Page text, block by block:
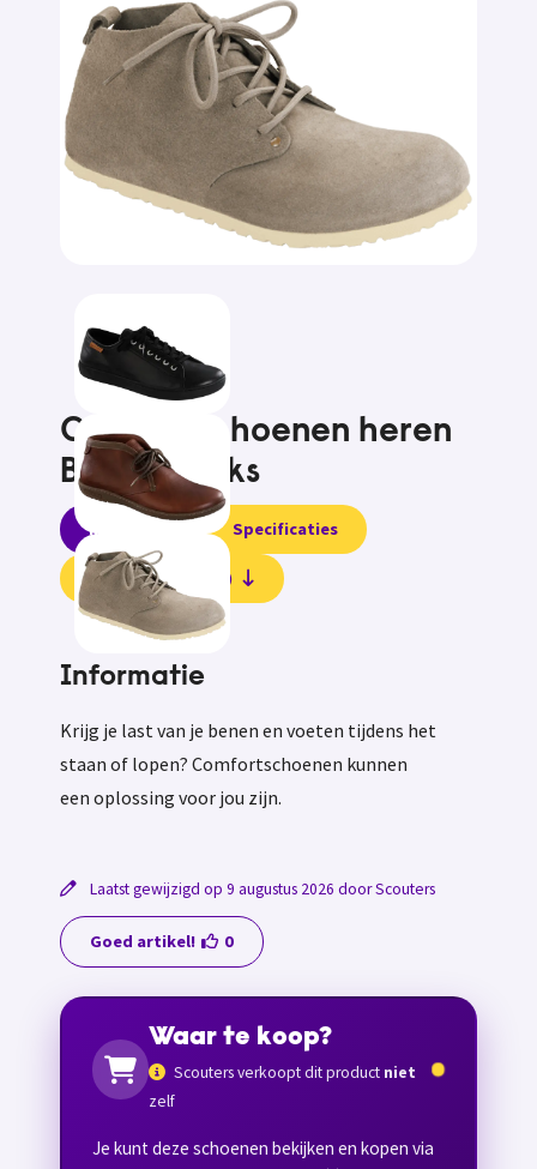
Comfortschoenen heren
Birkenstocks
Informatie Specificaties
Beoordelingen (0)
Informatie
Krijg je last van je benen en voeten tijdens het
staan of lopen? Comfortschoenen kunnen
een oplossing voor jou zijn.
Laatst gewijzigd op 9 augustus 2026 door Scouters
Goed artikel! 0
Waar te koop?
Scouters verkoopt dit product niet
zelf
Je kunt deze schoenen bekijken en kopen via